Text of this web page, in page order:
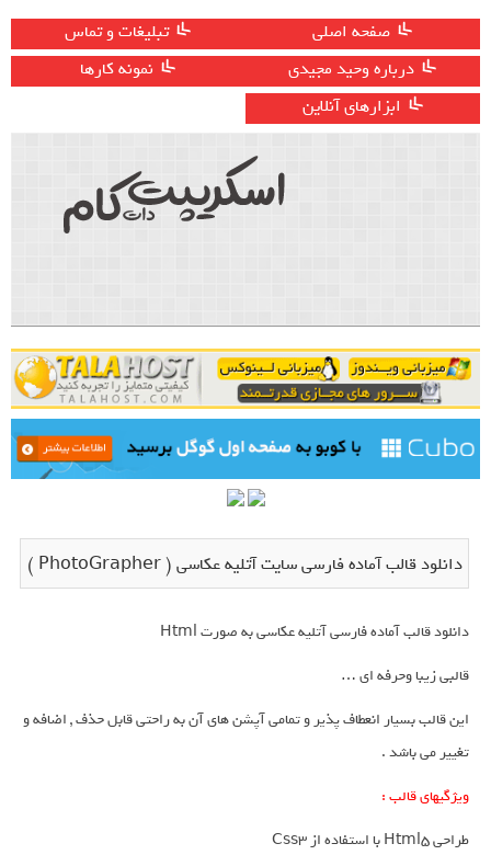
صفحه اصلی
تبلیغات و تماس
درباره وحید مجیدی
نمونه کارها
ابزارهای آنلاین
دانلود قالب آماده فارسی سایت آتلیه عکاسی ( PhotoGrapher )
دانلود قالب آماده فارسی آتلیه عکاسی به صورت Html
قالبی زیبا وحرفه ای …
این قالب بسیار انعطاف پذیر و تمامی آپشن های آن به راحتی قابل حذف , اضافه و
تغییر می باشد .
ویژگیهای قالب :
طراحی Html5 با استفاده از Css3